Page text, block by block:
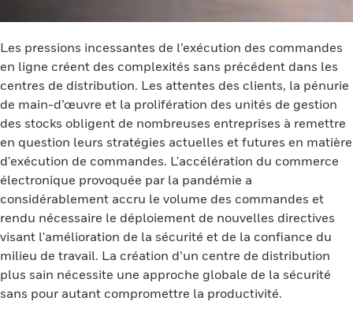
Les pressions incessantes de l’exécution des commandes
en ligne créent des complexités sans précédent dans les
centres de distribution. Les attentes des clients, la pénurie
de main-d’œuvre et la prolifération des unités de gestion
des stocks obligent de nombreuses entreprises à remettre
en question leurs stratégies actuelles et futures en matière
d'exécution de commandes. L'accélération du commerce
électronique provoquée par la pandémie a
considérablement accru le volume des commandes et
rendu nécessaire le déploiement de nouvelles directives
visant l'amélioration de la sécurité et de la confiance du
milieu de travail. La création d’un centre de distribution
plus sain nécessite une approche globale de la sécurité
sans pour autant compromettre la productivité.